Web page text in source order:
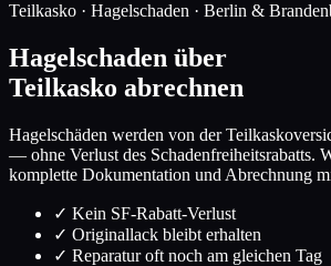
Teilkasko · Hagelschaden · Berlin &
Hagelschaden über
Teilkasko abrechnen
Hagelschäden werden von der
— ohne Verlust des Schadenfreiheitsrabatts.
komplette Dokumentation und Abrechnung
✓ Kein SF-Rabatt-Verlust
✓ Originallack bleibt erhalten
✓ Reparatur oft noch am gleichen Tag